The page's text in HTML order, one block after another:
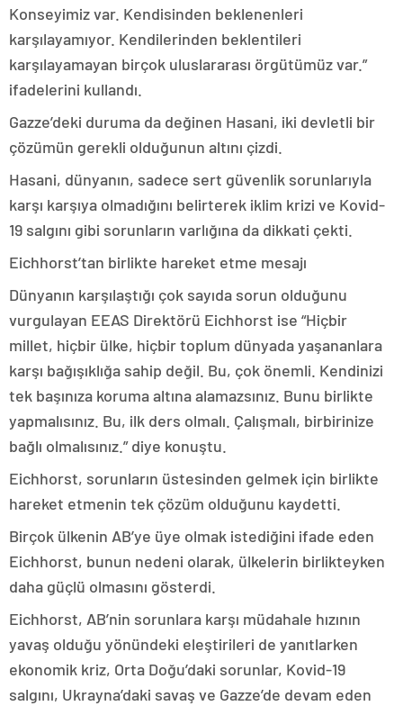
Konseyimiz var. Kendisinden beklenenleri
karşılayamıyor. Kendilerinden beklentileri
karşılayamayan birçok uluslararası örgütümüz var.”
ifadelerini kullandı.
Gazze’deki duruma da değinen Hasani, iki devletli bir
çözümün gerekli olduğunun altını çizdi.
Hasani, dünyanın, sadece sert güvenlik sorunlarıyla
karşı karşıya olmadığını belirterek iklim krizi ve Kovid-
19 salgını gibi sorunların varlığına da dikkati çekti.
Eichhorst’tan birlikte hareket etme mesajı
Dünyanın karşılaştığı çok sayıda sorun olduğunu
vurgulayan EEAS Direktörü Eichhorst ise “Hiçbir
millet, hiçbir ülke, hiçbir toplum dünyada yaşananlara
karşı bağışıklığa sahip değil. Bu, çok önemli. Kendinizi
tek başınıza koruma altına alamazsınız. Bunu birlikte
yapmalısınız. Bu, ilk ders olmalı. Çalışmalı, birbirinize
bağlı olmalısınız.” diye konuştu.
Eichhorst, sorunların üstesinden gelmek için birlikte
hareket etmenin tek çözüm olduğunu kaydetti.
Birçok ülkenin AB’ye üye olmak istediğini ifade eden
Eichhorst, bunun nedeni olarak, ülkelerin birlikteyken
daha güçlü olmasını gösterdi.
Eichhorst, AB’nin sorunlara karşı müdahale hızının
yavaş olduğu yönündeki eleştirileri de yanıtlarken
ekonomik kriz, Orta Doğu’daki sorunlar, Kovid-19
salgını, Ukrayna’daki savaş ve Gazze’de devam eden